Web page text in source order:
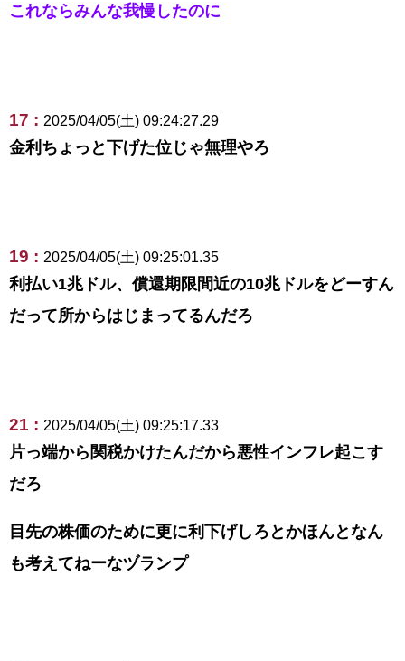
これならみんな我慢したのに
17 : 2025/04/05(土) 09:24:27.29
金利ちょっと下げた位じゃ無理やろ
19 : 2025/04/05(土) 09:25:01.35
利払い1兆ドル、償還期限間近の10兆ドルをどーすん
だって所からはじまってるんだろ
21 : 2025/04/05(土) 09:25:17.33
片っ端から関税かけたんだから悪性インフレ起こす
だろ
目先の株価のために更に利下げしろとかほんとなん
も考えてねーなヅランプ